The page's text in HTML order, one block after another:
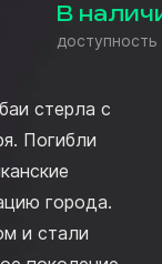
В
доступность
стерла с
Погибли
города.
и стали